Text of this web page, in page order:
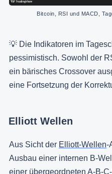
Bitcoin, RSI und MACD,
💡 Die Indikatoren im
pessimistisch. Sowohl der
ein bärisches Crossover
eine Fortsetzung der
Elliott Wellen
Aus Sicht der Elliott-Wellen-
Ausbau einer internen B-
einer übergeordneten A-B-